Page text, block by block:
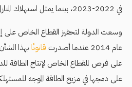
في 2022-2023، بينما يمثل استهلاك المنازل النسبة الأكبر 37%.
وسعت الدولة لتحفيز القطاع الخاص على
عام 2014 عندما أصدرت
قانونًا
على فرص للقطاع الخاص لإنتاج الطاقة
على دمجها في مزيج الطاقة الموجه